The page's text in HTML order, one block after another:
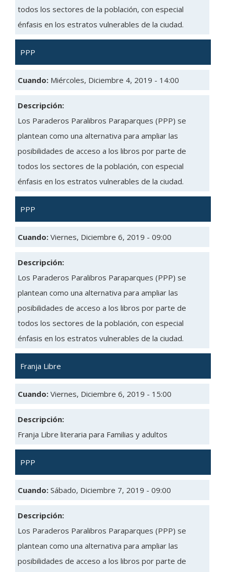
todos los sectores de la población, con especial
énfasis en los estratos vulnerables de la ciudad.
PPP
Cuando: Miércoles, Diciembre 4, 2019 - 14:00
Descripción:
Los Paraderos Paralibros Paraparques (PPP) se
plantean como una alternativa para ampliar las
posibilidades de acceso a los libros por parte de
todos los sectores de la población, con especial
énfasis en los estratos vulnerables de la ciudad.
PPP
Cuando: Viernes, Diciembre 6, 2019 - 09:00
Descripción:
Los Paraderos Paralibros Paraparques (PPP) se
plantean como una alternativa para ampliar las
posibilidades de acceso a los libros por parte de
todos los sectores de la población, con especial
énfasis en los estratos vulnerables de la ciudad.
Franja Libre
Cuando: Viernes, Diciembre 6, 2019 - 15:00
Descripción:
Franja Libre literaria para Familias y adultos
PPP
Cuando: Sábado, Diciembre 7, 2019 - 09:00
Descripción:
Los Paraderos Paralibros Paraparques (PPP) se
plantean como una alternativa para ampliar las
posibilidades de acceso a los libros por parte de